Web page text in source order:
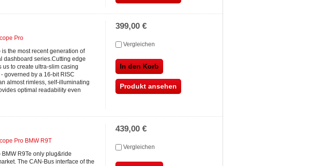
Pro
the most recent generation of
dashboard series.Cutting edge
us to create ultra-slim casing
governed by a 16-bit RISC
almost rimless, self-illuminating
optimal readability even
399,00 €
Vergleichen
In den Korb
Produkt ansehen
Pro BMW R9T
R9Te only plug&ride
The CAN-Bus interface of the
439,00 €
Vergleichen